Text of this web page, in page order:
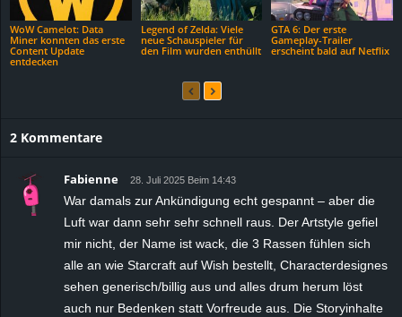
WoW Camelot: Data
Miner konnten das erste
Content Update
entdecken
Legend of Zelda: Viele
neue Schauspieler für
den Film wurden enthüllt
GTA 6: Der erste
Gameplay-Trailer
erscheint bald auf Netflix
2 Kommentare
Fabienne 28. Juli 2025 Beim 14:43
War damals zur Ankündigung echt gespannt – aber die
Luft war dann sehr sehr schnell raus. Der Artstyle gefiel
mir nicht, der Name ist wack, die 3 Rassen fühlen sich
alle an wie Starcraft auf Wish bestellt, Characterdesignes
sehen generisch/billig aus und alles drum herum löst
auch nur Bedenken statt Vorfreude aus. Die Storyinhalte